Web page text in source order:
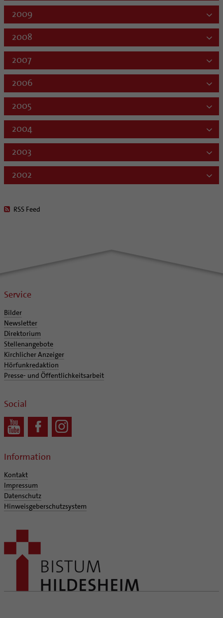
2009
2008
2007
2006
2005
2004
2003
2002
RSS Feed
Service
Bilder
Newsletter
Direktorium
Stellenangebote
Kirchlicher Anzeiger
Hörfunkredaktion
Presse- und Öffentlichkeitsarbeit
Social
Information
Kontakt
Impressum
Datenschutz
Hinweisgeberschutzsystem